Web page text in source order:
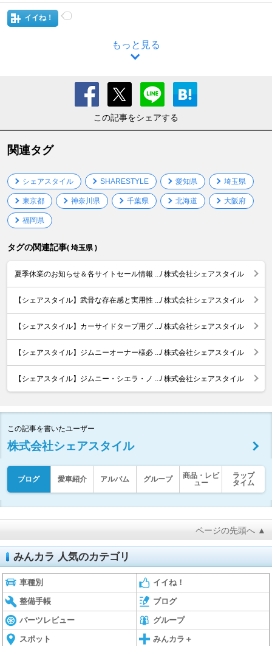
イイね！
もっと見る
この記事をシェアする
関連タグ
シェアスタイル SHARESTYLE 愛知県 埼玉県
東京都 神奈川県 千葉県 北海道 大阪府
福岡県
タグの関連記事( 埼玉県 )
夏季休業のお知らせ＆各サイトセール情報 .../ 株式会社シェアスタイル
【シェアスタイル】武骨な存在感と実用性 .../ 株式会社シェアスタイル
【シェアスタイル】カーサイドタープ用グ .../ 株式会社シェアスタイル
【シェアスタイル】ジムニーオーナー様必 .../ 株式会社シェアスタイル
【シェアスタイル】ジムニー・シエラ・ノ .../ 株式会社シェアスタイル
この記事を書いたユーザー
株式会社シェアスタイル
ブログ 愛車紹介 アルバム グループ
商品・レビ
ュー
ラップ
タイム
ページの先頭へ ▲
みんカラ 人気のカテゴリ
車種別 イイね！
整備手帳 ブログ
パーツレビュー グループ
スポット みんカラ＋